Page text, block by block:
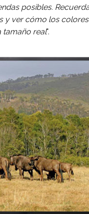
posibles.
y ver cómo los
tamaño real".